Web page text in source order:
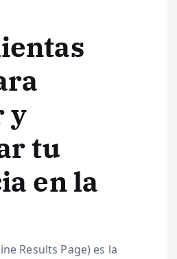
y
tu
en la
Results Page) es la